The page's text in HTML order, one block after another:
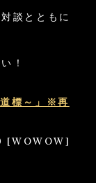
談とともに
！
標～」※再
[WOWOW]